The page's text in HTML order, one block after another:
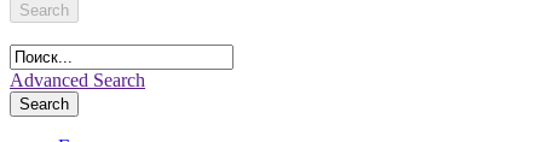
Search
Advanced Search
Search